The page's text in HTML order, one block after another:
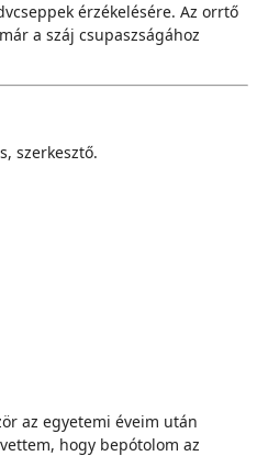
érzékelésére. Az orrtő
a száj csupaszságához
szerkesztő.
az egyetemi éveim után
hogy bepótolom az